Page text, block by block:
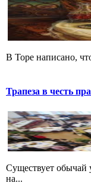
В Торе написано,
Трапеза в честь
Существует обычай
на...